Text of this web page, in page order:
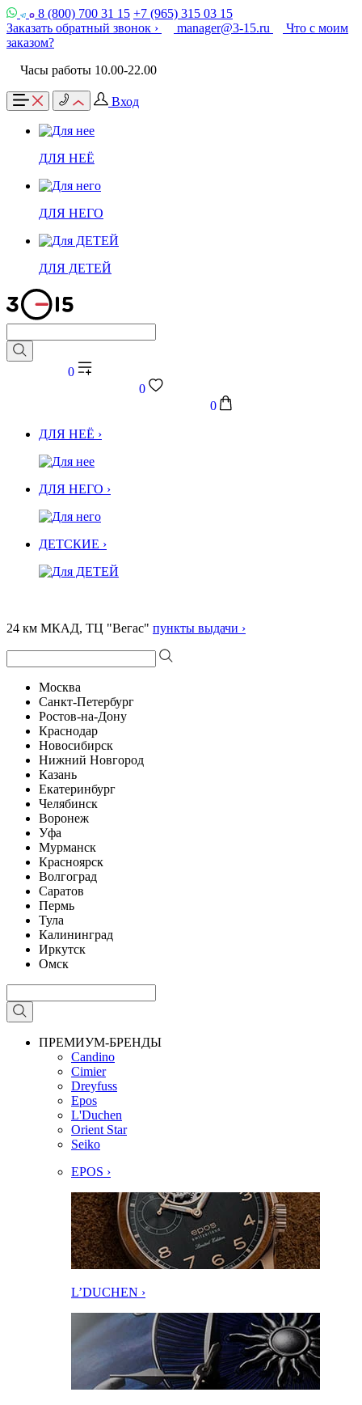
8 (800) 700 31 15 +7 (965) 315 03 15
Заказать обратный звонок ›
manager@3-15.ru
Что с моим
заказом?
Часы работы 10.00-22.00
Вход
ДЛЯ НЕЁ
ДЛЯ НЕГО
ДЛЯ ДЕТЕЙ
0
0
0
ДЛЯ НЕЁ ›
ДЛЯ НЕГО ›
ДЕТСКИЕ ›
24 км МКАД, ТЦ "Вегас" пункты выдачи ›
Москва
Санкт-Петербург
Ростов-на-Дону
Краснодар
Новосибирск
Нижний Новгород
Казань
Екатеринбург
Челябинск
Воронеж
Уфа
Мурманск
Красноярск
Волгоград
Саратов
Пермь
Тула
Калининград
Иркутск
Омск
ПРЕМИУМ-БРЕНДЫ
Candino
Cimier
Dreyfuss
Epos
L'Duchen
Orient Star
Seiko
EPOS ›
L’DUCHEN ›